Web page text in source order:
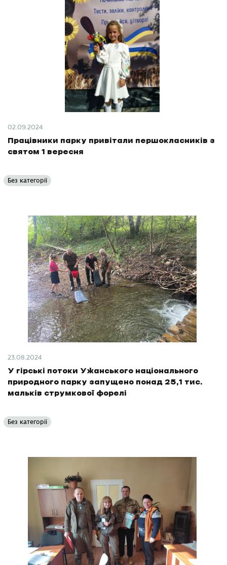
02.09.2024
Працівники парку привітали першокласників з
святом 1 вересня
Без категорії
23.08.2024
У гірські потоки Ужанського національного
природного парку запущено понад 25,1 тис.
мальків струмкової форелі
Без категорії